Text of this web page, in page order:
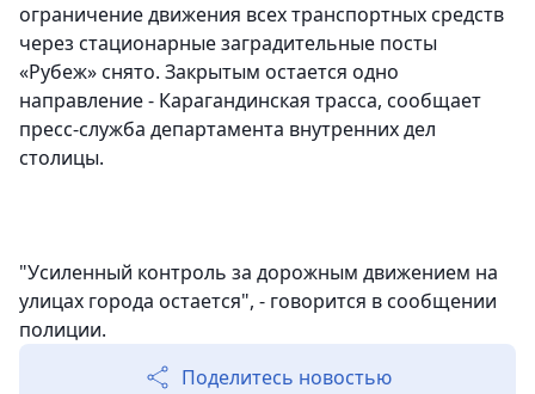
ограничение движения всех транспортных средств
через стационарные заградительные посты
«Рубеж» снято. Закрытым остается одно
направление - Карагандинская трасса, сообщает
пресс-служба департамента внутренних дел
столицы.
"Усиленный контроль за дорожным движением на
улицах города остается", - говорится в сообщении
полиции.
Поделитесь новостью